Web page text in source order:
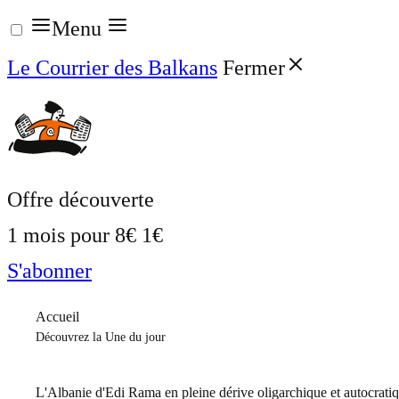
Aller
au
contenu
Menu
Le Courrier des Balkans Fermer
Offre découverte
1 mois pour 8€ 1€
S'abonner
Accueil
Découvrez la Une du jour
L'Albanie d'Edi Rama en pleine dérive oligarchique et